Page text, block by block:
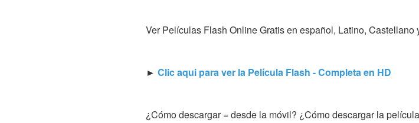
Ver Películas Flash Online Gratis en español, Latino, Castellano
► Clic aqui para ver la Película Flash - Completa en HD
¿Cómo descargar = desde la móvil? ¿Cómo descargar la